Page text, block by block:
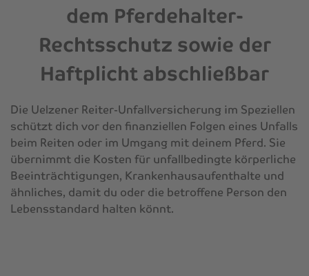
dem Pferdehalter-
Rechtsschutz sowie der
Haftplicht abschließbar
Die Uelzener Reiter-Unfallversicherung im Speziellen
schützt dich vor den finanziellen Folgen eines Unfalls
beim Reiten oder im Umgang mit deinem Pferd. Sie
übernimmt die Kosten für unfallbedingte körperliche
Beeinträchtigungen, Krankenhausaufenthalte und
ähnliches, damit du oder die betroffene Person den
Lebensstandard halten könnt.